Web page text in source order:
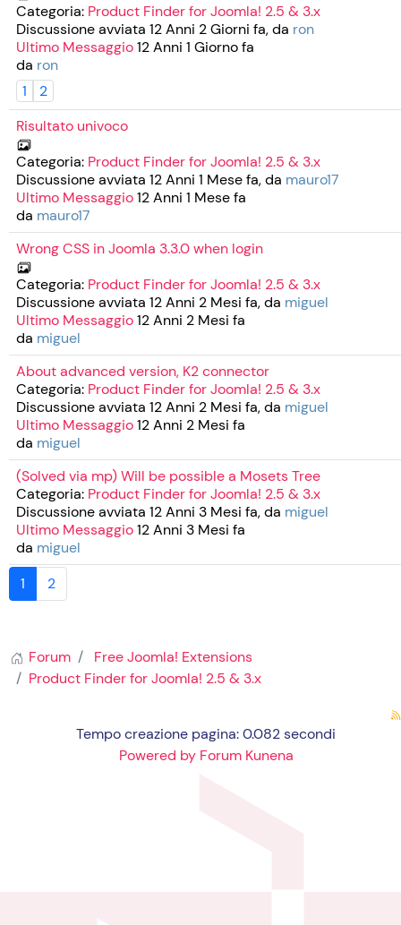
Categoria: Product Finder for Joomla! 2.5 & 3.x
Discussione avviata 12 Anni 2 Giorni fa, da ron
Ultimo Messaggio12 Anni 1 Giorno fa
da ron
1
2
Risultato univoco
Categoria: Product Finder for Joomla! 2.5 & 3.x
Discussione avviata 12 Anni 1 Mese fa, da mauro17
Ultimo Messaggio12 Anni 1 Mese fa
da mauro17
Wrong CSS in Joomla 3.3.0 when login
Categoria: Product Finder for Joomla! 2.5 & 3.x
Discussione avviata 12 Anni 2 Mesi fa, da miguel
Ultimo Messaggio12 Anni 2 Mesi fa
da miguel
About advanced version, K2 connector
Categoria: Product Finder for Joomla! 2.5 & 3.x
Discussione avviata 12 Anni 2 Mesi fa, da miguel
Ultimo Messaggio12 Anni 2 Mesi fa
da miguel
(Solved via mp) Will be possible a Mosets Tree
Categoria: Product Finder for Joomla! 2.5 & 3.x
Discussione avviata 12 Anni 3 Mesi fa, da miguel
Ultimo Messaggio12 Anni 3 Mesi fa
da miguel
1
2
Forum
Free Joomla! Extensions
Product Finder for Joomla! 2.5 & 3.x
Tempo creazione pagina: 0.082 secondi
Powered by Forum Kunena